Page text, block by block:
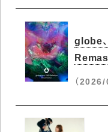
globe
（